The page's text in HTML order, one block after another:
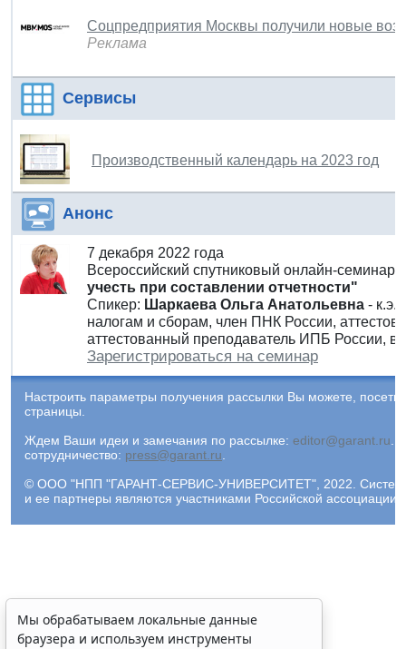
Соцпредприятия Москвы получили новые
Реклама
Сервисы
Производственный календарь на 2023 год
Анонс
7 декабря 2022 года
Всероссийский спутниковый онлайн-семинар
учесть при составлении отчетности"
Спикер: Шаркаева Ольга Анатольевна -
налогам и сборам, член ПНК России,
аттестованный преподаватель ИПБ России,
Зарегистрироваться на семинар
Настроить параметры получения рассылки Вы можете,
страницы.
Ждем Ваши идеи и замечания по рассылке: editor@garant.ru
сотрудничество: press@garant.ru
© ООО "НПП "ГАРАНТ-СЕРВИС-УНИВЕРСИТЕТ", 2022. Система
и ее партнеры являются участниками Российской
Мы обрабатываем локальные данные
браузера и используем инструменты